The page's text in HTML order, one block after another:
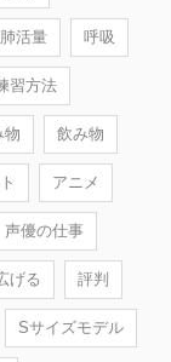
肺活量 呼吸
習方法
物 飲み物
アニメ
声優の仕事
げる 評判
Sサイズモデル